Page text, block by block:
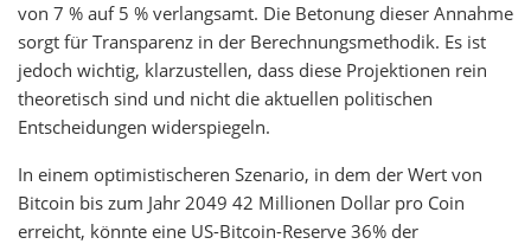
von 7 % auf 5 % verlangsamt. Die Betonung dieser Annahme
sorgt für Transparenz in der Berechnungsmethodik. Es ist
jedoch wichtig, klarzustellen, dass diese Projektionen rein
theoretisch sind und nicht die aktuellen politischen
Entscheidungen widerspiegeln.
In einem optimistischeren Szenario, in dem der Wert von
Bitcoin bis zum Jahr 2049 42 Millionen Dollar pro Coin
erreicht, könnte eine US-Bitcoin-Reserve 36% der